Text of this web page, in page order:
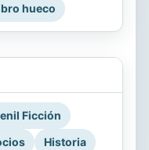
hueco
Ficción
Historia